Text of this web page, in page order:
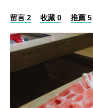
留言 2 收藏 0 推薦 5